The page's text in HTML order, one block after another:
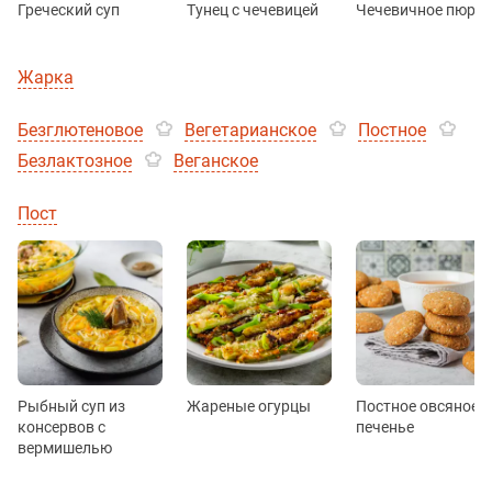
Греческий суп Тунец с чечевицей Чечевичное пюре
Жарка
Безглютеновое Вегетарианское
Постное
Безлактозное
Веганское
Пост
Рыбный суп из
консервов с
вермишелью
Жареные огурцы
Постное овсяное
печенье